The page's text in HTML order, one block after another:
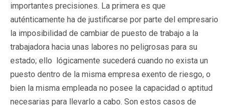
importantes precisiones. La primera es que
auténticamente ha de justificarse por parte del empresario
la imposibilidad de cambiar de puesto de trabajo a la
trabajadora hacia unas labores no peligrosas para su
estado; ello lógicamente sucederá cuando no exista un
puesto dentro de la misma empresa exento de riesgo, o
bien la misma empleada no posee la capacidad o aptitud
necesarias para llevarlo a cabo. Son estos casos de